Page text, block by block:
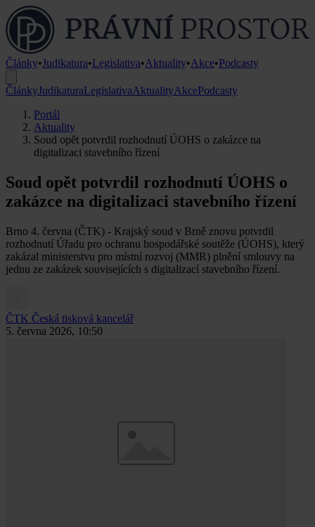
Články•Judikatura•Legislativa•Aktuality•Akce•Podcasty
ČlánkyJudikaturaLegislativaAktualityAkcePodcasty
Portál
Aktuality
Soud opět potvrdil rozhodnutí ÚOHS o zakázce na
digitalizaci stavebního řízení
Soud opět potvrdil rozhodnutí ÚOHS o
zakázce na digitalizaci stavebního řízení
Brno 4. června (ČTK) - Krajský soud v Brně znovu potvrdil
rozhodnutí Úřadu pro ochranu hospodářské soutěže (ÚOHS), který
zakázal ministerstvu pro místní rozvoj (MMR) plnění smlouvy na
jednu ze zakázek souvisejících s digitalizací stavebního řízení.
ČTK Česká tisková kancelář
5. června 2026, 10:50